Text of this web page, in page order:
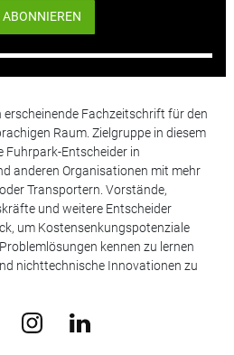
ABONNIEREN
Fachzeitschrift für den
Raum. Zielgruppe in diesem
Fuhrpark-Entscheider in
anderen Organisationen mit mehr
Transportern. Vorstände,
und weitere Entscheider
um Kostensenkungspotenziale
kennen zu lernen
nichttechnische Innovationen zu